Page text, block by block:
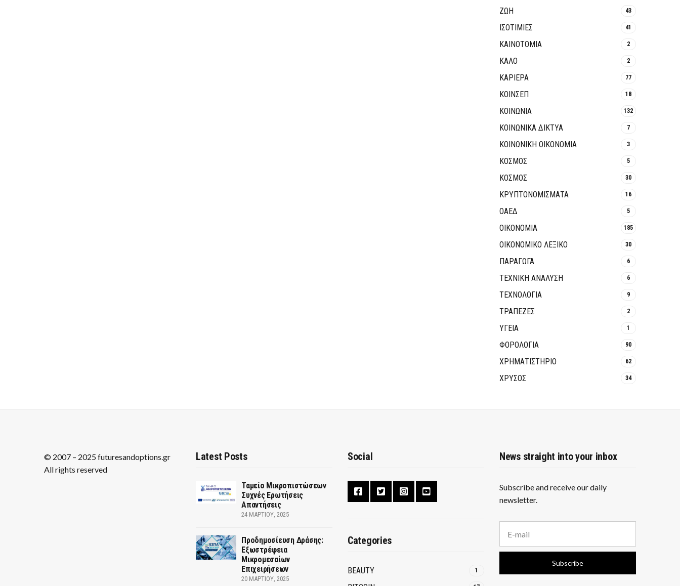
ΖΩΗ 43
ΙΣΟΤΙΜΙΕΣ 41
ΚΑΙΝΟΤΟΜΊΑ 2
ΚΑΛΟ 2
ΚΑΡΙΕΡΑ 77
ΚΟΙΝΣΕΠ 18
ΚΟΙΝΩΝΙΑ 132
ΚΟΙΝΩΝΙΚΆ ΔΊΚΤΥΑ 7
ΚΟΙΝΩΝΙΚΉ ΟΙΚΟΝΟΜΊΑ 3
ΚΟΣΜΟΣ 5
ΚΟΣΜΟΣ 30
ΚΡΥΠΤΟΝΟΜΊΣΜΑΤΑ 16
ΟΑΕΔ 5
ΟΙΚΟΝΟΜΙΑ 185
ΟΙΚΟΝΟΜΙΚΟ ΛΕΞΙΚΟ 30
ΠΑΡΑΓΩΓΑ 6
ΤΕΧΝΙΚΗ ΑΝΑΛΥΣΗ 6
ΤΕΧΝΟΛΟΓΙΑ 9
ΤΡΆΠΕΖΕΣ 2
ΥΓΕΙΑ 1
ΦΟΡΟΛΟΓΙΑ 90
ΧΡΗΜΑΤΙΣΤΗΡΙΟ 62
ΧΡΥΣΟΣ 34
© 2007 – 2025 futuresandoptions.gr
All rights reserved
Latest Posts
Ταμείο Μικροπιστώσεων
Συχνές Ερωτήσεις
Απαντήσεις
24 ΜΑΡΤΊΟΥ, 2025
Προδημοσίευση Δράσης:
Εξωστρέφεια
Μικρομεσαίων
Επιχειρήσεων
20 ΜΑΡΤΊΟΥ, 2025
Social
Categories
BEAUTY 1
News straight into your inbox
Subscribe and receive our daily
newsletter.
a
i
a
Subscribe